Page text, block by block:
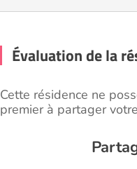
Évaluation de la
Cette résidence ne
premier à partager